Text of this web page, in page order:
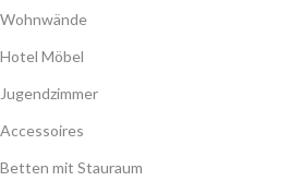
Wohnwände
Hotel Möbel
Jugendzimmer
Accessoires
Betten mit Stauraum